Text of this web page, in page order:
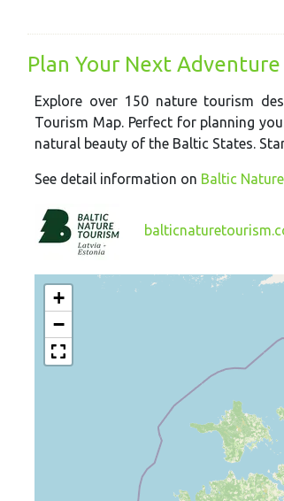
Plan Your Next
Explore over 150 nature tourism
Tourism Map. Perfect for planning
natural beauty of the Baltic States.
See detail information on Baltic